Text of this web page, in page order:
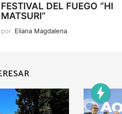
FESTIVAL DEL FUEGO “HI
MATSURI”
por Eliana Magdalena